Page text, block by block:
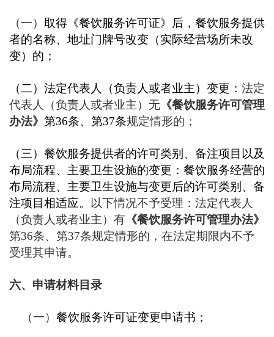
（一） 取得《餐饮服务许可证》后，餐饮服务提供
者的名称、地址门牌号改变（实际经营场所未改
变）的；
（二）法定代表人（负责人或者业主）变更： 法定
代表人（负责人或者业主）无 《餐饮服务许可管理
办法》 第36条、第37条规定情形的；
（三）餐饮服务提供者的许可类别、备注项目以及
布局流程、主要卫生设施的变更：餐饮服务经营的
布局流程、主要卫生设施与变更后的许可类别、备
注项目相适应。
以下情况不予受理：法定代表人
（负责人或者业主）有 《餐饮服务许可管理办法》
第36条、第37条规定情形的，在法定期限内不予
受理其申请。
六、申请材料目录
（一） 餐饮服务许可证变更申请书；